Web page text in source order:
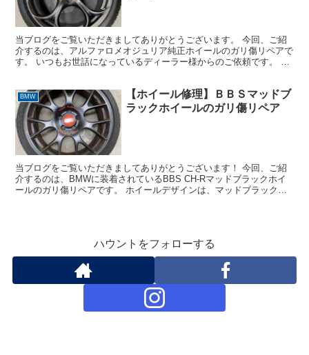
当ブログをご覧いただきましてありがとうございます。 今回、ご紹
介するのは、アルファロメオジュリア純正ホイールのガリ傷リペアで
す。 いつもお世話になっているディーラー様からのご依頼です。 車
BMW
【ホイール修理】ＢＢＳマッドブ
ラックホイールのガリ傷リペア
当ブログをご覧いただきましてありがとうございます！ 今回、ご紹
介するのは、BMWに装着されているBBS CH-Rマッドブラックホイ
ールのガリ傷リペアです。 ホイールデザインは、マッドブラックに
ハウントをフォローする